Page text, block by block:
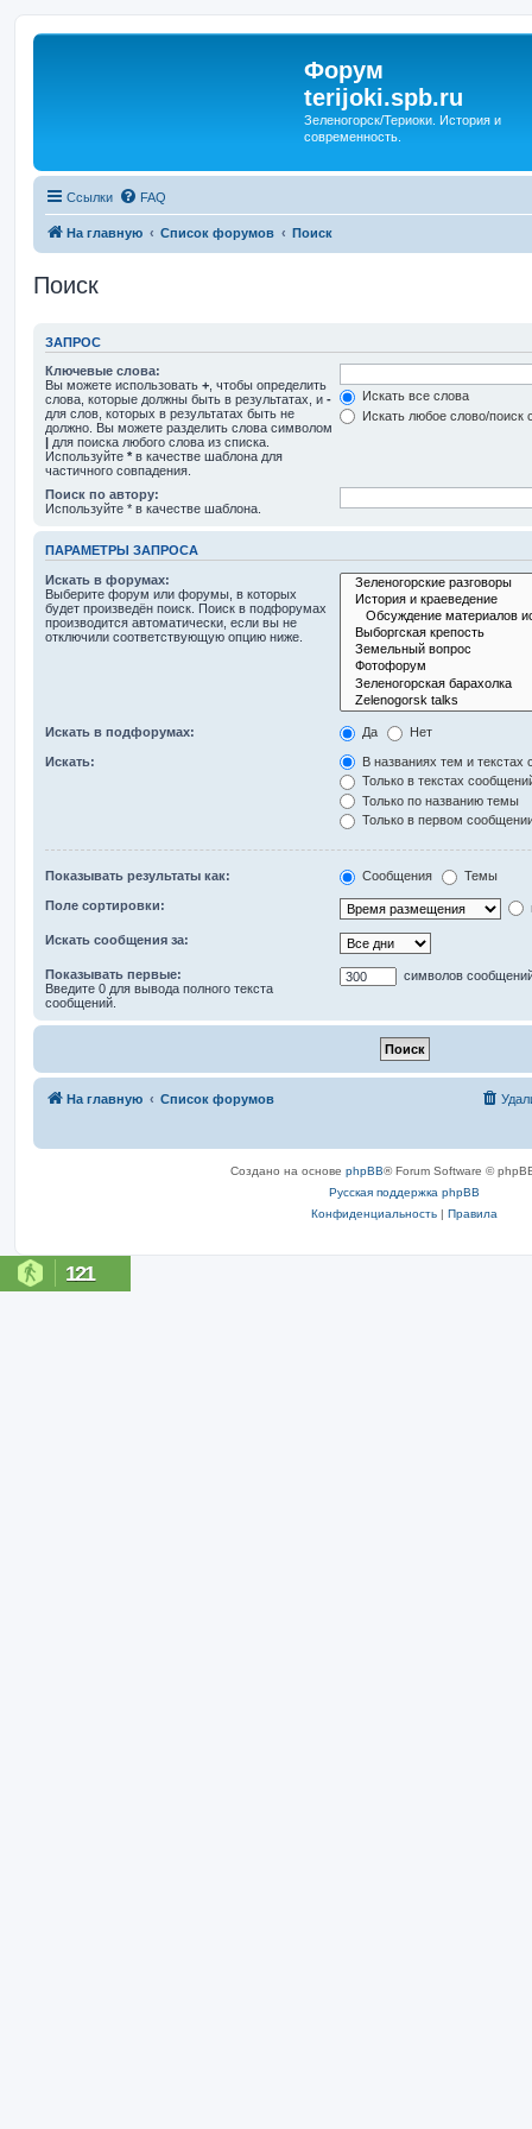
Форум
terijoki.spb.ru
Зеленогорск/Териоки. История и
современность.
Ссылки FAQ
На главную Список форумов Поиск
Поиск
ЗАПРОС
Ключевые слова:
Вы можете использовать + , чтобы определить
слова, которые должны быть в результатах, и -
для слов, которых в результатах быть не
должно. Вы можете разделить слова символом
| для поиска любого слова из списка.
Используйте * в качестве шаблона для
частичного совпадения.
Искать все слова
Искать любое слово/поиск
Поиск по автору:
Используйте * в качестве шаблона.
ПАРАМЕТРЫ ЗАПРОСА
Искать в форумах:
Выберите форум или форумы, в которых
будет произведён поиск. Поиск в подфорумах
производится автоматически, если вы не
отключили соответствующую опцию ниже.
Искать в подфорумах: Да Нет
Искать:
В названиях тем и текстах
Только в текстах
Только по названию темы
Только в первом
Показывать результаты как: Сообщения Темы
Поле сортировки:
Искать сообщения за:
Показывать первые:
Введите 0 для вывода полного текста
сообщений.
символов
На главную Список форумов
Создано на основе phpBB® Forum Software ©
Русская поддержка phpBB
Конфиденциальность | Правила
121